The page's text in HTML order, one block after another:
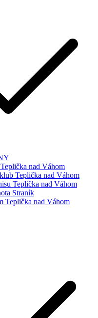
nad Váhom
Teplička nad Váhom
Teplička nad Váhom
Straník
Teplička nad Váhom